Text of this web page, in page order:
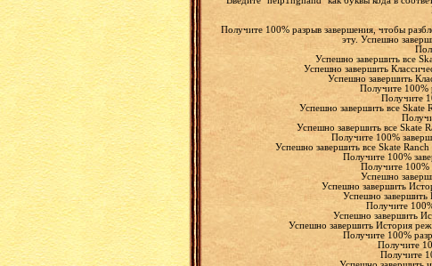
Получите 100% разрыв завершения, чтобы
эту. Успешно
Успешно завершить все
Успешно завершить
Успешно завершить
Получите 100%
Получите
Успешно завершить все Skate
Успешно завершить все Skate
Получите 100%
Успешно завершить все Skate
Получите 100%
Получите 100%
Успешно
Успешно завершить
Успешно завершить
Получите
Успешно завершить
Успешно завершить История
Получите 100%
Получите
Получите